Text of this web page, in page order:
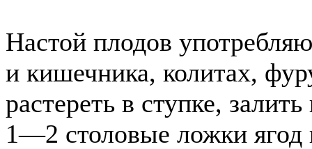
Настой плодов
и кишечника, колитах,
растереть в ступке,
1—2 столовые ложки ягод